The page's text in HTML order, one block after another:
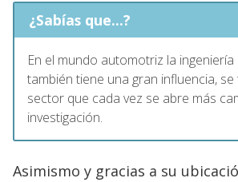
¿Sabías que...?
En el mundo automotriz la
también tiene una gran influencia,
sector que cada vez se abre más
investigación.
Asimismo y gracias a su